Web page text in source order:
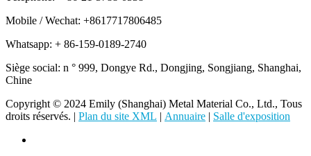
Mobile / Wechat: +8617717806485
Whatsapp: + 86-159-0189-2740
Siège social: n ° 999, Dongye Rd., Dongjing, Songjiang, Shanghai,
Chine
Copyright © 2024 Emily (Shanghai) Metal Material Co., Ltd., Tous
droits réservés. | Plan du site XML | Annuaire | Salle d'exposition